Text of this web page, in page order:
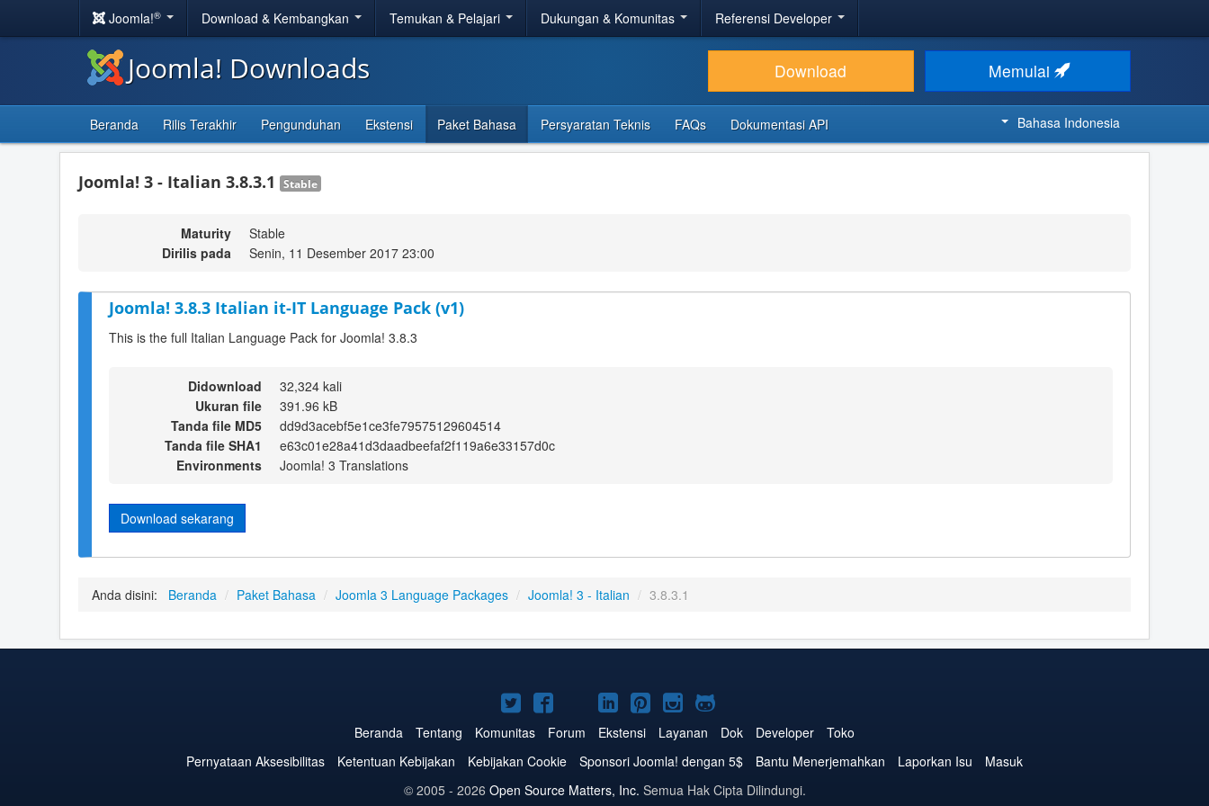
Joomla!® Download & Kembangkan Temukan & Pelajari Dukungan & Komunitas Referensi Developer
Joomla! Downloads Download Memulai
Beranda Rilis Terakhir Pengunduhan Ekstensi Paket Bahasa Persyaratan Teknis FAQs Dokumentasi API Bahasa Indonesia
Joomla! 3 - Italian 3.8.3.1 Stable
Maturity
Stable
Dirilis pada
Senin, 11 Desember 2017 23:00
Joomla! 3.8.3 Italian it-IT Language Pack (v1)
This is the full Italian Language Pack for Joomla! 3.8.3
Didownload
32,324 kali
Ukuran file
391.96 kB
Tanda file MD5
dd9d3acebf5e1ce3fe79575129604514
Tanda file SHA1
e63c01e28a41d3daadbeefaf2f119a6e33157d0c
Environments
Joomla! 3 Translations
Download sekarang
Anda disini: Beranda / Paket Bahasa / Joomla 3 Language Packages / Joomla! 3 - Italian / 3.8.3.1
Joomla!
di
Twitter
Joomla!
di
Facebook
Joomla!
di
YouTube
Joomla!
di
LinkedIn
Joomla!
di
Pinterest
Joomla!
di
Instagram
Joomla!
di
GitHub
Beranda Tentang Komunitas Forum Ekstensi Layanan Dok Developer
Toko
Pernyataan Aksesibilitas
Ketentuan Kebijakan Kebijakan Cookie Sponsori Joomla! dengan 5$ Bantu Menerjemahkan Laporkan Isu
Masuk
© 2005 - 2026 Open Source Matters, Inc. Semua Hak Cipta Dilindungi.